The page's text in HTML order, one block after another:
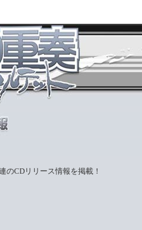
のCDリリース情報を掲載！